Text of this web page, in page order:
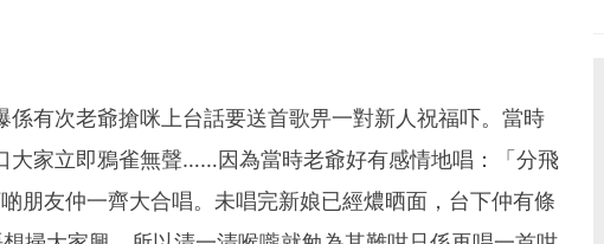
係有次老爺搶咪上台話要送首歌畀一對新人祝福吓。當時
大家立即鴉雀無聲……因為當時老爺好有感情地唱：「分飛
友仲一齊大合唱。未唱完新娘已經燶晒面，台下仲有條